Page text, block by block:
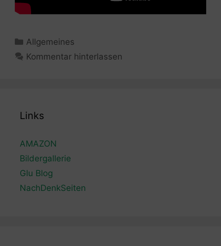
Kategorien
Allgemeines
Kommentar hinterlassen
Links
AMAZON
Bildergallerie
Glu Blog
NachDenkSeiten